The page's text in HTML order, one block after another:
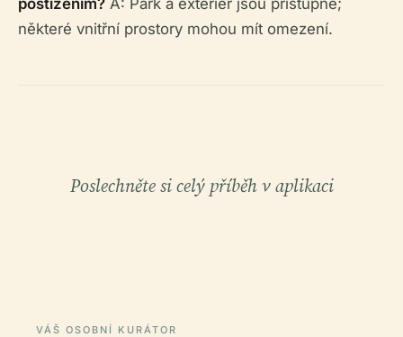
postižením? A: Park a exteriér jsou přístupné;
některé vnitřní prostory mohou mít omezení.
Poslechněte si celý příběh v aplikaci
VÁŠ OSOBNÍ KURÁTOR